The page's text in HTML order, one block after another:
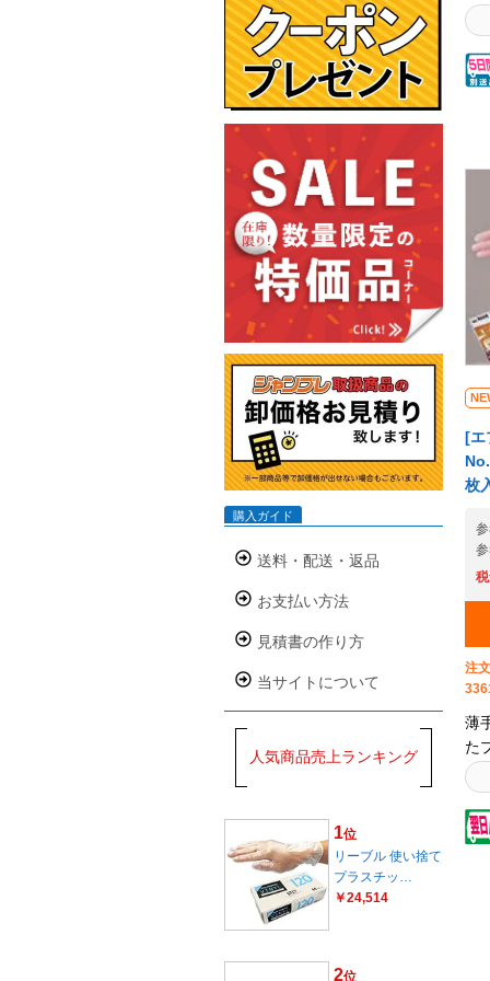
ッ
薄
り
耐
幅
し
を
厚
品
い
伴
種
制
頂
た
様
の
る
[エ
枚
注
薄
た
す
現
サ
富
購入ガイド
送料・配送・返品
お支払い方法
見積書の作り方
当サイトについて
人気商品売上ランキング
1位
リーブル 使い捨て
プラスチッ…
￥24,514
2位